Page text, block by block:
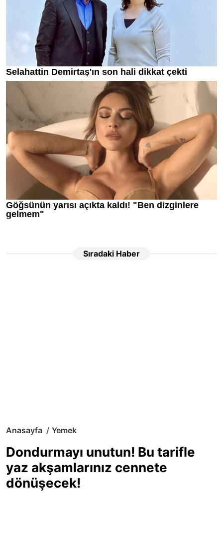
Sıradaki Haber
Anasayfa Yemek
Dondurmayı unutun! Bu tarifle
yaz akşamlarınız cennete
dönüşecek!